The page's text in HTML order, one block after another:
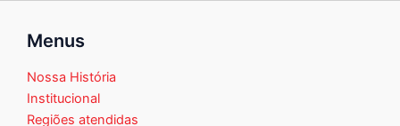
Menus
Nossa História
Institucional
Regiões atendidas